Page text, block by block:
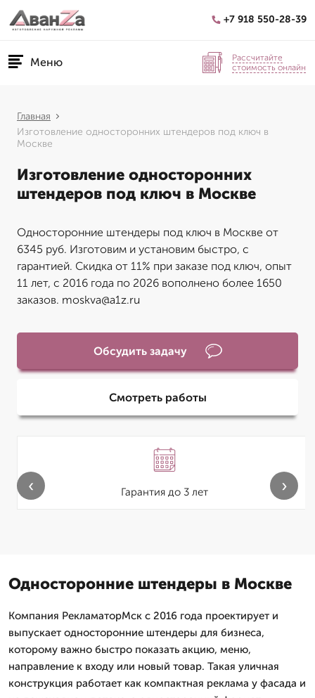
+7 918 550-28-39
Меню
Рассчитайте
стоимость онлайн
Главная
Изготовление односторонних штендеров под ключ в
Москве
Изготовление односторонних
штендеров под ключ в Москве
Односторонние штендеры под ключ в Москве от
6345 руб. Изготовим и установим быстро, с
гарантией. Скидка от 11% при заказе под ключ, опыт
11 лет, с 2016 года по 2026 вополнено более 1650
заказов. moskva@a1z.ru
Обсудить задачу
Смотреть работы
Гарантия до 3 лет
‹ ›
Односторонние штендеры в Москве
Компания РекламаторМск с 2016 года проектирует и
выпускает односторонние штендеры для бизнеса,
которому важно быстро показать акцию, меню,
направление к входу или новый товар. Такая уличная
конструкция работает как компактная реклама у фасада и